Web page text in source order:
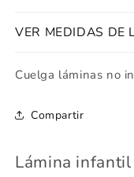
VER MEDIDAS DE
Cuelga láminas no
Compartir
Lámina